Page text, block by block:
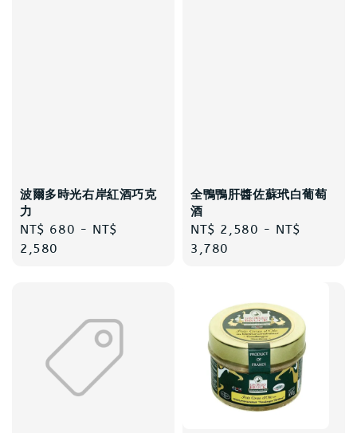
波爾多時光右岸紅酒巧克
力
Regular
price
NT$ 680 - NT$
2,580
全鴨鴨肝醬佐蘇玳白葡萄
酒
Regular
price
NT$ 2,580 - NT$
3,780